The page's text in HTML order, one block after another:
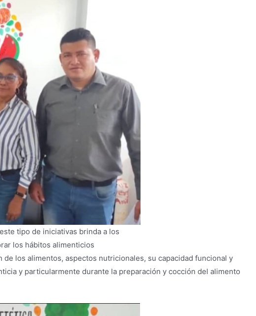
tipo de iniciativas brinda a los
los hábitos alimenticios
los alimentos, aspectos nutricionales, su capacidad funcional y
y particularmente durante la preparación y cocción del alimento